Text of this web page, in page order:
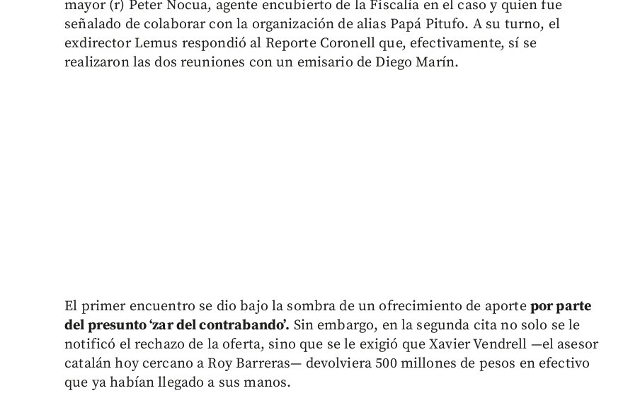
mayor (r) Peter Nocua, agente encubierto de la Fiscalía en el caso y quien fue
señalado de colaborar con la organización de alias Papá Pitufo. A su turno, el
exdirector Lemus respondió al Reporte Coronell que, efectivamente, sí se
realizaron las dos reuniones con un emisario de Diego Marín.
El primer encuentro se dio bajo la sombra de un ofrecimiento de aporte por parte
del presunto ‘zar del contrabando’. Sin embargo, en la segunda cita no solo se le
notificó el rechazo de la oferta, sino que se le exigió que Xavier Vendrell —el asesor
catalán hoy cercano a Roy Barreras— devolviera 500 millones de pesos en efectivo
que ya habían llegado a sus manos.